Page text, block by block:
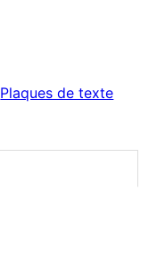
Plaques de texte